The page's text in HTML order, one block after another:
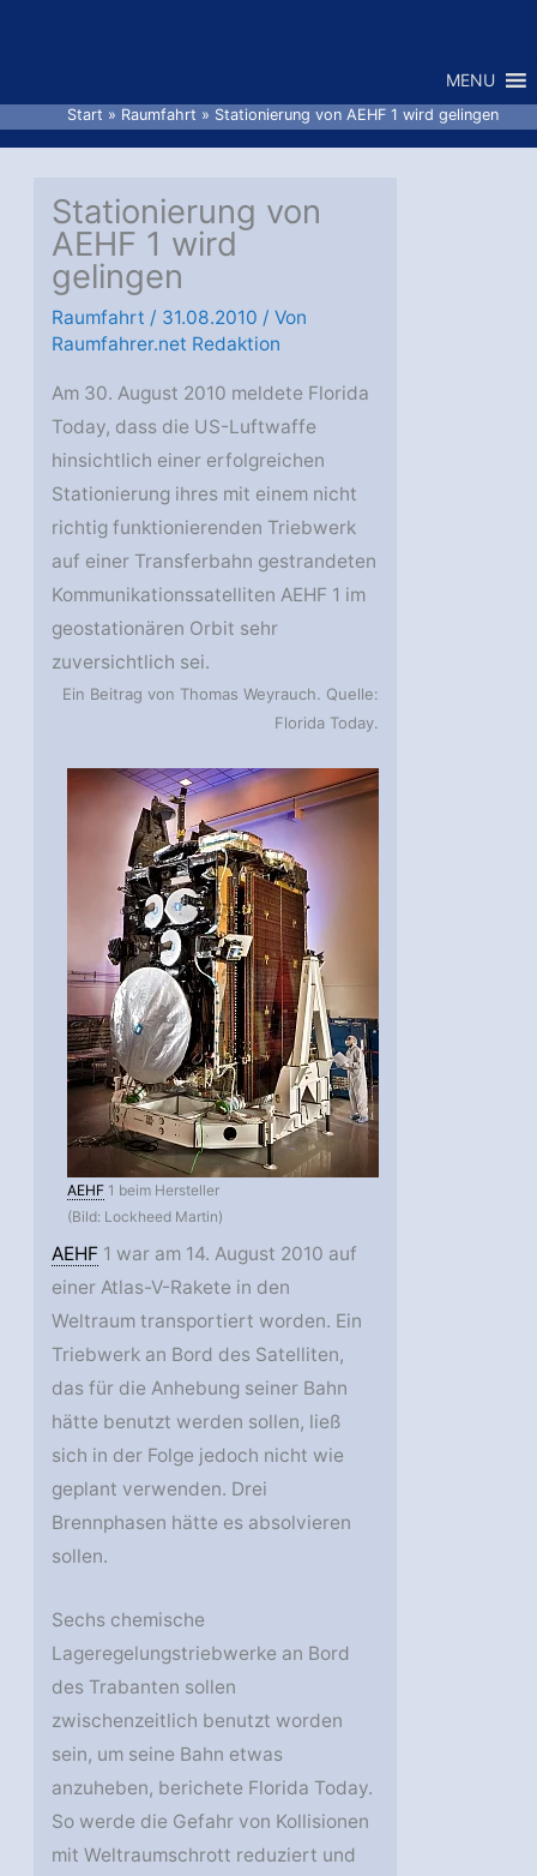
MENU
Start Raumfahrt Stationierung von AEHF 1 wird gelingen
Stationierung von
AEHF 1 wird
gelingen
Raumfahrt / 31.08.2010 / Von
Raumfahrer.net Redaktion
Am 30. August 2010 meldete Florida
Today, dass die US-Luftwaffe
hinsichtlich einer erfolgreichen
Stationierung ihres mit einem nicht
richtig funktionierenden Triebwerk
auf einer Transferbahn gestrandeten
Kommunikationssatelliten AEHF 1 im
geostationären Orbit sehr
zuversichtlich sei.
Ein Beitrag von Thomas Weyrauch. Quelle:
Florida Today.
AEHF 1 beim Hersteller
(Bild: Lockheed Martin)
AEHF 1 war am 14. August 2010 auf
einer Atlas-V-Rakete in den
Weltraum transportiert worden. Ein
Triebwerk an Bord des Satelliten,
das für die Anhebung seiner Bahn
hätte benutzt werden sollen, ließ
sich in der Folge jedoch nicht wie
geplant verwenden. Drei
Brennphasen hätte es absolvieren
sollen.
Sechs chemische
Lageregelungstriebwerke an Bord
des Trabanten sollen
zwischenzeitlich benutzt worden
sein, um seine Bahn etwas
anzuheben, berichete Florida Today.
So werde die Gefahr von Kollisionen
mit Weltraumschrott reduziert und